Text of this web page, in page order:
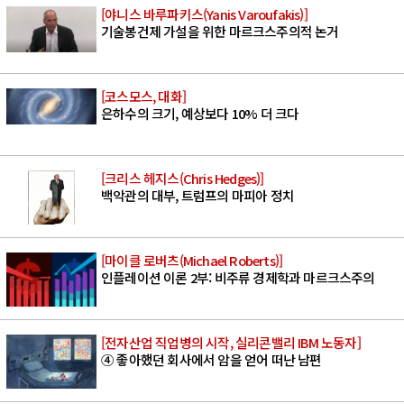
[야니스 바루파키스(Yanis Varoufakis)]
기술봉건제 가설을 위한 마르크스주의적 논거
[코스모스, 대화]
은하수의 크기, 예상보다 10% 더 크다
[크리스 헤지스(Chris Hedges)]
백악관의 대부, 트럼프의 마피아 정치
[마이클 로버츠(Michael Roberts)]
인플레이션 이론 2부: 비주류 경제학과 마르크스주의
[전자산업 직업병의 시작, 실리콘밸리 IBM 노동자]
④ 좋아했던 회사에서 암을 얻어 떠난 남편